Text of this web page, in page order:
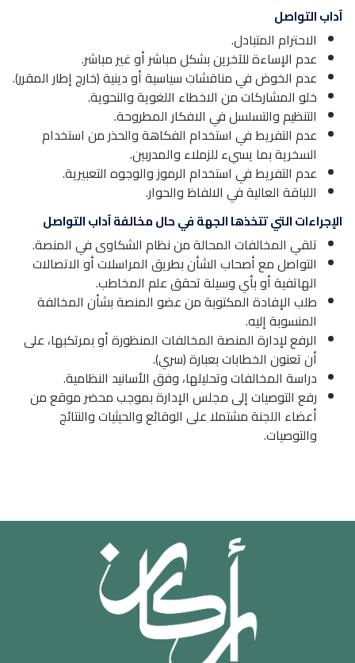
آداب التواصل
الاحترام المتبادل.
عدم الإساءة للآخرين بشكل مباشر أو غير مباشر.
عدم الخوض في مناقشات سياسية أو دينية (خارج إطار المقرر).
خلو المشاركات من الاخطاء اللغوية والنحوية.
التنظيم والتسلسل في الافكار المطروحة.
عدم التفريط في استخدام الفكاهة والحذر من استخدام
السخرية بما يسيء للزملاء والمدربين.
عدم التفريط في استخدام الرموز والوجوه التعبيرية.
اللباقة العالية في الالفاظ والحوار.
الإجراءات التي تتخذها الجهة في حال مخالفة آداب التواصل
تلقي المخالفات المحالة من نظام الشكاوى في المنصة.
التواصل مع أصحاب الشأن بطريق المراسلات أو الاتصالات
الهاتفية أو بأي وسيلة تحقق علم المخاطب.
طلب الإفادة المكتوبة من عضو المنصة بشأن المخالفة
المنسوبة إليه.
الرفع لإدارة المنصة المخالفات المنظورة أو بمرتكبها، على
أن تعنون الخطابات بعبارة (سري).
دراسة المخالفات وتحليلها، وفق الأسانيد النظامية.
رفع التوصيات إلى مجلس الإدارة بموجب محضر موقع من
أعضاء اللجنة مشتملا على الوقائع والحيثيات والنتائج
والتوصيات.